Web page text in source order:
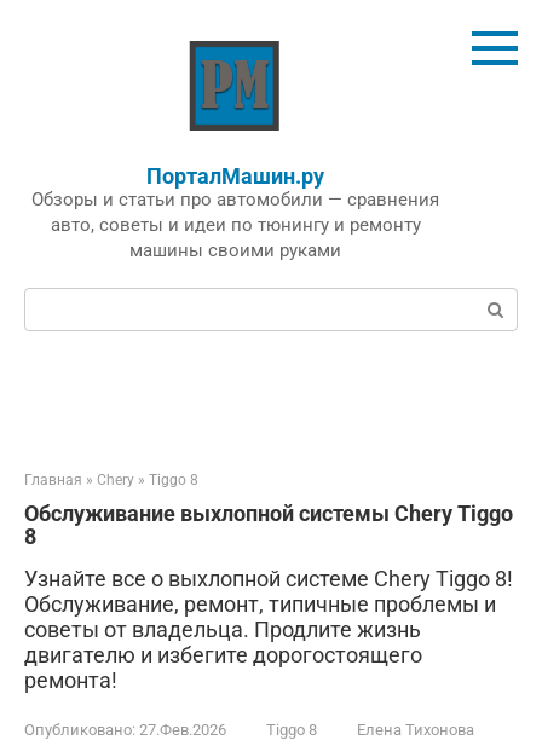
ПорталМашин.ру
Обзоры и статьи про автомобили — сравнения
авто, советы и идеи по тюнингу и ремонту
машины своими руками
Поиск:
Главная » Chery » Tiggo 8
Обслуживание выхлопной системы Chery Tiggo
8
Узнайте все о выхлопной системе Chery Tiggo 8!
Обслуживание, ремонт, типичные проблемы и
советы от владельца. Продлите жизнь
двигателю и избегите дорогостоящего
ремонта!
Опубликовано: 27.Фев.2026 Tiggo 8 Елена Тихонова